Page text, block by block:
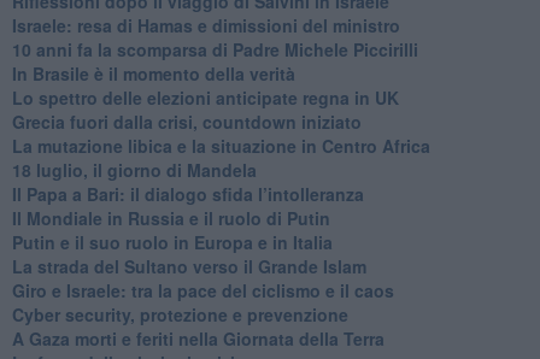
Israele: resa di Hamas e dimissioni del ministro
10 anni fa la scomparsa di Padre Michele Piccirilli
In Brasile è il momento della verità
Lo spettro delle elezioni anticipate regna in UK
Grecia fuori dalla crisi, countdown iniziato
La mutazione libica e la situazione in Centro Africa
18 luglio, il giorno di Mandela
Il Papa a Bari: il dialogo sfida l’intolleranza
Il Mondiale in Russia e il ruolo di Putin
Putin e il suo ruolo in Europa e in Italia
La strada del Sultano verso il Grande Islam
Giro e Israele: tra la pace del ciclismo e il caos
Cyber security, protezione e prevenzione
A Gaza morti e feriti nella Giornata della Terra